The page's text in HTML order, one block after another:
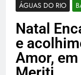
ÁGUAS DO RIO
Natal
e
Amor,